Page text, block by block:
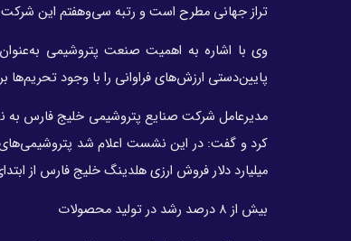
تراز جهانی مطرح است و رتبه سی‌وهفتم این شرکت در میان ۱۰۰ شرکت شیمیایی برتر دنیا با ۱۴ رتبه رشد به جایگاه
وی با اشاره به اهمیت صنعت پتروشیمی
پایین‌دستی ارزش‌های فراوانی را با وجود تحریم‌ها
مدیرعامل شرکت صنایع پتروشیمی خلیج فارس به
میلیارد دلار فروش ارزی هلدینگ خلیج فارس از
بیش از ۸ درصد رشد در تولید محصولات